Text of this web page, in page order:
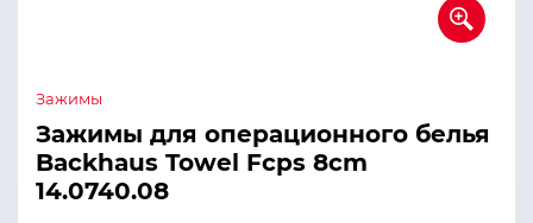
Зажимы
Зажимы для операционного белья
Backhaus Towel Fcps 8cm
14.0740.08